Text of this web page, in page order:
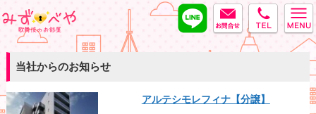
tel
MAIL
LINE
当社からのお知らせ
アルテシモレフィナ【分譲】